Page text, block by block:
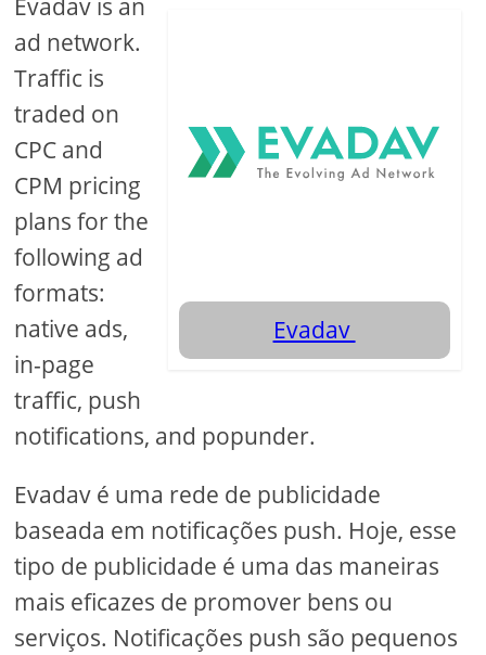
Evadav
Evadav is an
ad network.
Traffic is
traded on
CPC and
CPM pricing
plans for the
following ad
formats:
native ads,
in-page
traffic, push
notifications, and popunder.
Evadav é uma rede de publicidade
baseada em notificações push. Hoje, esse
tipo de publicidade é uma das maneiras
mais eficazes de promover bens ou
serviços. Notificações push são pequenos